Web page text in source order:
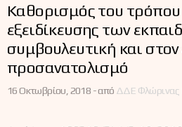
Καθορισμός του τρόπου
εξειδίκευσης των
συμβουλευτική και
προσανατολισμό
16 Οκτωβρίου, 2018 -από ΔΔΕ Φλώρινας